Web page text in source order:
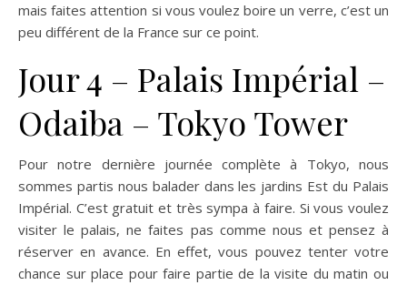
mais faites attention si vous voulez boire un verre, c’est un
peu différent de la France sur ce point.
Jour 4 – Palais Impérial –
Odaiba – Tokyo Tower
Pour notre dernière journée complète à Tokyo, nous
sommes partis nous balader dans les jardins Est du Palais
Impérial. C’est gratuit et très sympa à faire. Si vous voulez
visiter le palais, ne faites pas comme nous et pensez à
réserver en avance. En effet, vous pouvez tenter votre
chance sur place pour faire partie de la visite du matin ou